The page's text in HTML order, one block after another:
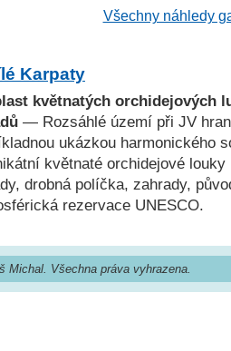
Všechny náhledy
Karpaty
květnatých orchidejových
— Rozsáhlé území při JV
ukázkou harmonického
květnaté orchidejové
drobná políčka, zahrady,
rezervace UNESCO.
Michal. Všechna práva vyhrazena.